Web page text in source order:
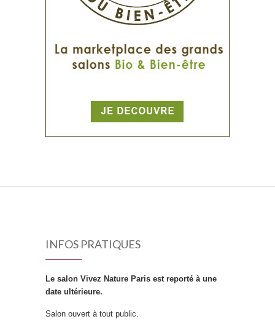
INFOS PRATIQUES
Le salon Vivez Nature Paris est reporté à une
date ultérieure.
Salon ouvert à tout public.